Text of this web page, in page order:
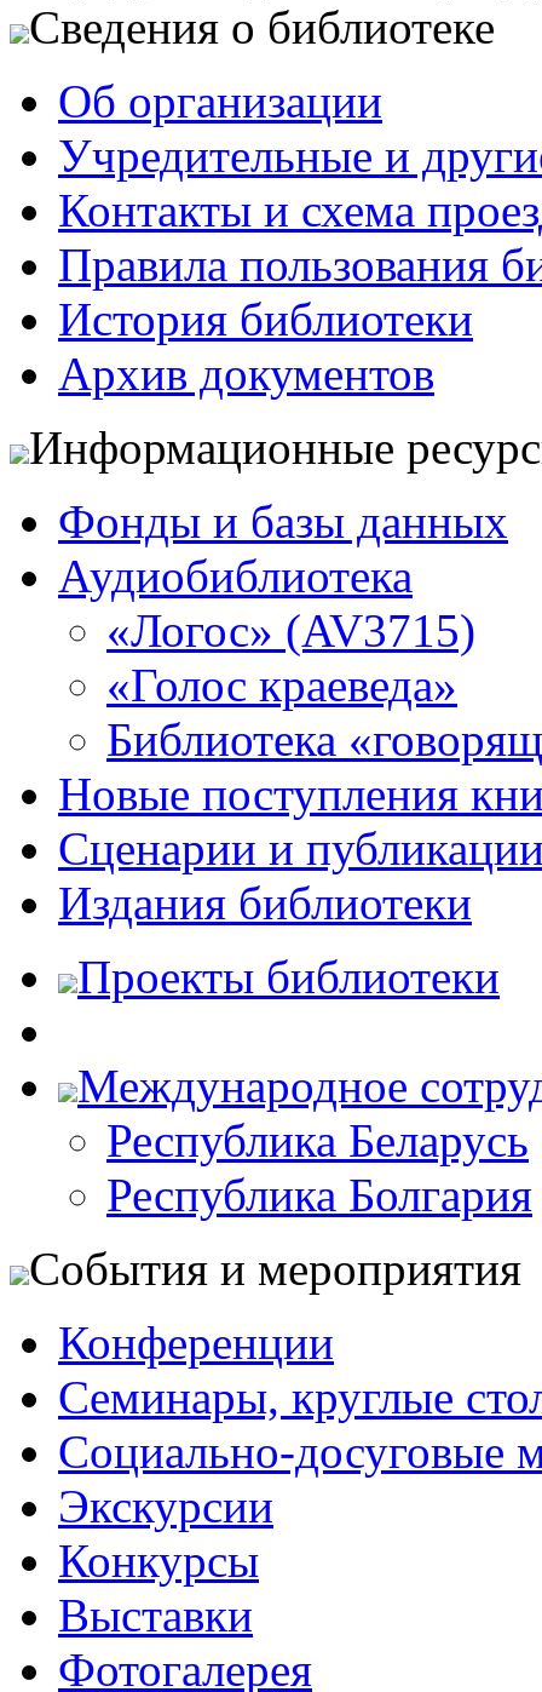
Сведения о библиотеке
Об организации
Учредительные и
Контакты и схема
Правила пользования
История библиотеки
Архив документов
Информационные
Фонды и базы данных
Аудиобиблиотека
«Логос» (AV3715)
«Голос краеведа»
Библиотека
Новые поступления
Сценарии и
Издания библиотеки
Проекты библиотеки
Международное
Республика Беларусь
Республика Болгария
События и мероприятия
Конференции
Семинары, круглые
Социально-досуговые
Экскурсии
Конкурсы
Выставки
Фотогалерея